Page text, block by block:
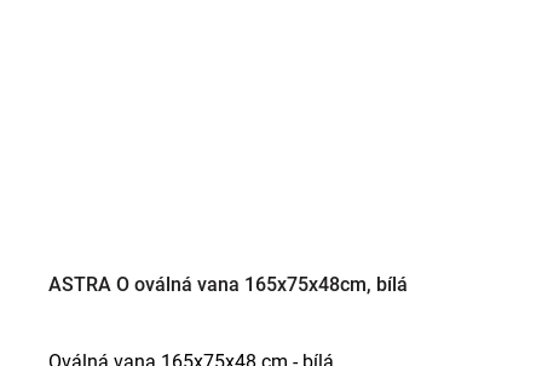
ASTRA O oválná vana 165x75x48cm, bílá